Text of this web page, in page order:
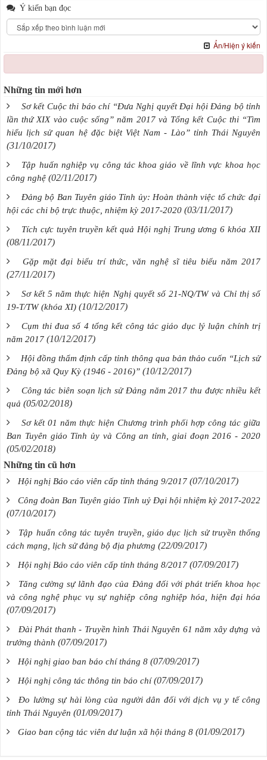
Ý kiến bạn đọc
Ẩn/Hiện ý kiến
Những tin mới hơn
Sơ kết Cuộc thi báo chí “Đưa Nghị quyết Đại hội Đảng bộ tỉnh
lần thứ XIX vào cuộc sống” năm 2017 và Tổng kết Cuộc thi “Tìm
hiểu lịch sử quan hệ đặc biệt Việt Nam - Lào” tỉnh Thái Nguyên
(31/10/2017)
Tập huấn nghiệp vụ công tác khoa giáo về lĩnh vực khoa học
công nghệ (02/11/2017)
Đảng bộ Ban Tuyên giáo Tỉnh ủy: Hoàn thành việc tổ chức đại
hội các chi bộ trực thuộc, nhiệm kỳ 2017-2020 (03/11/2017)
Tích cực tuyên truyền kết quả Hội nghị Trung ương 6 khóa XII
(08/11/2017)
Gặp mặt đại biểu trí thức, văn nghệ sĩ tiêu biểu năm 2017
(27/11/2017)
Sơ kết 5 năm thực hiện Nghị quyết số 21-NQ/TW và Chỉ thị số
19-T/TW (khóa XI) (10/12/2017)
Cụm thi đua số 4 tổng kết công tác giáo dục lý luận chính trị
năm 2017 (10/12/2017)
Hội đồng thẩm định cấp tỉnh thông qua bản thảo cuốn “Lịch sử
Đảng bộ xã Quy Kỳ (1946 - 2016)” (10/12/2017)
Công tác biên soạn lịch sử Đảng năm 2017 thu được nhiều kết
quả (05/02/2018)
Sơ kết 01 năm thực hiện Chương trình phối hợp công tác giữa
Ban Tuyên giáo Tỉnh ủy và Công an tỉnh, giai đoạn 2016 - 2020
(05/02/2018)
Những tin cũ hơn
Hội nghị Báo cáo viên cấp tỉnh tháng 9/2017 (07/10/2017)
Công đoàn Ban Tuyên giáo Tỉnh uỷ Đại hội nhiệm kỳ 2017-2022
(07/10/2017)
Tập huấn công tác tuyên truyền, giáo dục lịch sử truyền thống
cách mạng, lịch sử đảng bộ địa phương (22/09/2017)
Hội nghị Báo cáo viên cấp tỉnh tháng 8/2017 (07/09/2017)
Tăng cường sự lãnh đạo của Đảng đối với phát triển khoa học
và công nghệ phục vụ sự nghiệp công nghiệp hóa, hiện đại hóa
(07/09/2017)
Đài Phát thanh - Truyền hình Thái Nguyên 61 năm xây dựng và
trưởng thành (07/09/2017)
Hội nghị giao ban báo chí tháng 8 (07/09/2017)
Hội nghị công tác thông tin báo chí (07/09/2017)
Đo lường sự hài lòng của người dân đối với dịch vụ y tế công
tỉnh Thái Nguyên (01/09/2017)
Giao ban cộng tác viên dư luận xã hội tháng 8 (01/09/2017)